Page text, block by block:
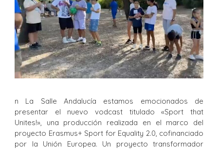
n La Salle Andalucía estamos emocionados de
presentar el nuevo vodcast titulado «Sport that
Unites!», una producción realizada en el marco del
proyecto Erasmus+ Sport for Equality 2.0, cofinanciado
por la Unión Europea. Un proyecto transformador